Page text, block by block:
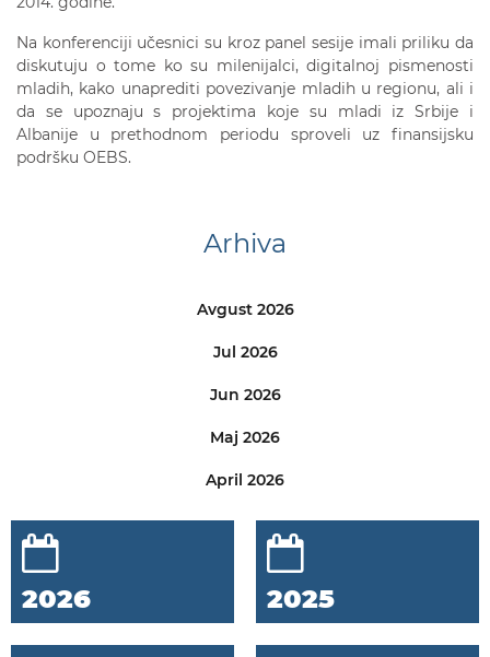
Na konferenciji učesnici su kroz panel sesije imali priliku da
diskutuju o tome ko su milenijalci, digitalnoj pismenosti
mladih, kako unaprediti povezivanje mladih u regionu, ali i
da se upoznaju s projektima koje su mladi iz Srbije i
Albanije u prethodnom periodu sproveli uz finansijsku
podršku OEBS.
Arhiva
Avgust 2026
Jul 2026
Jun 2026
Maj 2026
April 2026
2026 2025